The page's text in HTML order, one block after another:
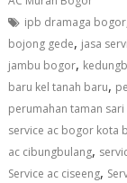
ipb dramaga bogor
bojong gede, jasa
jambu bogor,
baru kel tanah baru,
perumahan taman
service ac bogor kota
ac cibungbulang,
Service ac ciseeng,